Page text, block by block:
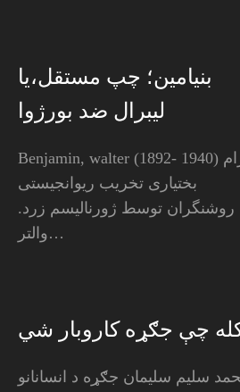
بنیامین؛ چپ مستقل،یا
لیبرال ضد بورژوا
Benjamin, walter (1892- 1940) آرام
بختیاری تخریب ریوانجیستی
روشنگران توسط ژورنالیسم زرد.
والتر…
چې جګړه کاروبار شي
سليم سليمان جګړه د انسانانو